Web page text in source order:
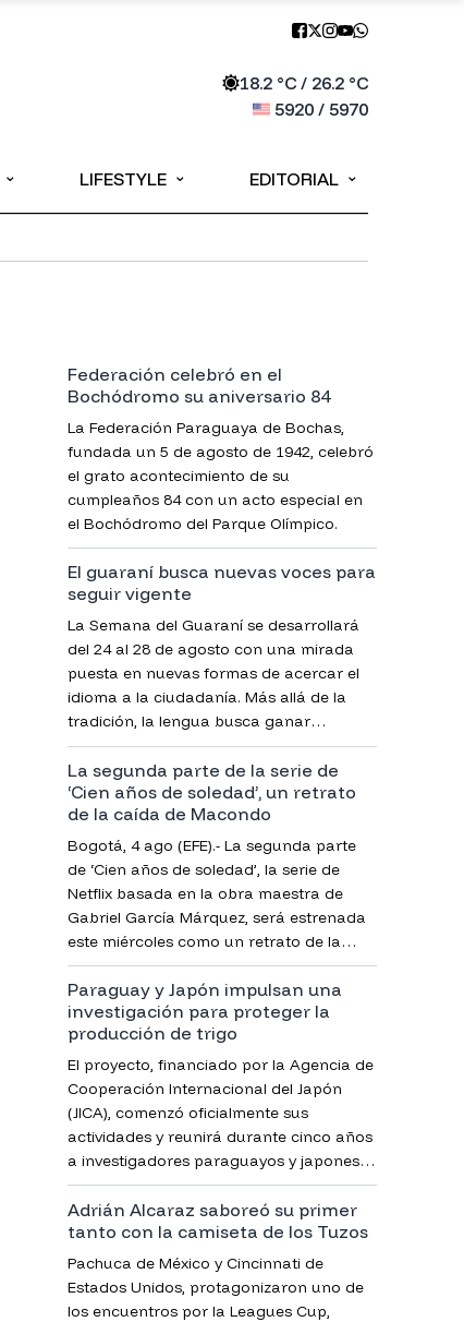
18.2°C / 26.2°C
5920/ 5970
⌄ LIFESTYLE ⌄ EDITORIAL ⌄
Federación celebró en el
Bochódromo su aniversario 84
La Federación Paraguaya de Bochas,
fundada un 5 de agosto de 1942, celebró
el grato acontecimiento de su
cumpleaños 84 con un acto especial en
el Bochódromo del Parque Olímpico.
El guaraní busca nuevas voces para
seguir vigente
La Semana del Guaraní se desarrollará
del 24 al 28 de agosto con una mirada
puesta en nuevas formas de acercar el
idioma a la ciudadanía. Más allá de la
tradición, la lengua busca ganar
espacios en redes sociales, contenidos
digitales y nuevas voces que la muestran
de una manera más cercana y atractiva.
La segunda parte de la serie de
‘Cien años de soledad’, un retrato
de la caída de Macondo
Bogotá, 4 ago (EFE).- La segunda parte
de ‘Cien años de soledad’, la serie de
Netflix basada en la obra maestra de
Gabriel García Márquez, será estrenada
este miércoles como un retrato de la
caída de Macondo y el fin de la estirpe de
los Buendía, una producción cuyos
protagonistas aún no creen haberla
sacado adelante por lo difícil que
parecía.
Paraguay y Japón impulsan una
investigación para proteger la
producción de trigo
El proyecto, financiado por la Agencia de
Cooperación Internacional del Japón
(JICA), comenzó oficialmente sus
actividades y reunirá durante cinco años
a investigadores paraguayos y japoneses
para desarrollar estrategias que ayuden
a combatir una de las enfermedades
más perjudiciales para el cultivo de trigo.
Adrián Alcaraz saboreó su primer
tanto con la camiseta de los Tuzos
Pachuca de México y Cincinnati de
Estados Unidos, protagonizaron uno de
los encuentros por la Leagues Cup,